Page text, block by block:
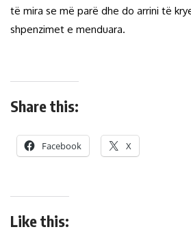
të mira se më parë dhe do arrini të
shpenzimet e menduara.
Share this:
Facebook X
Like this: